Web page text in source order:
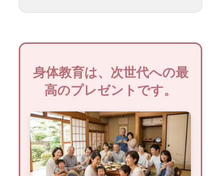
身体教育は、次世代への最
高のプレゼントです。